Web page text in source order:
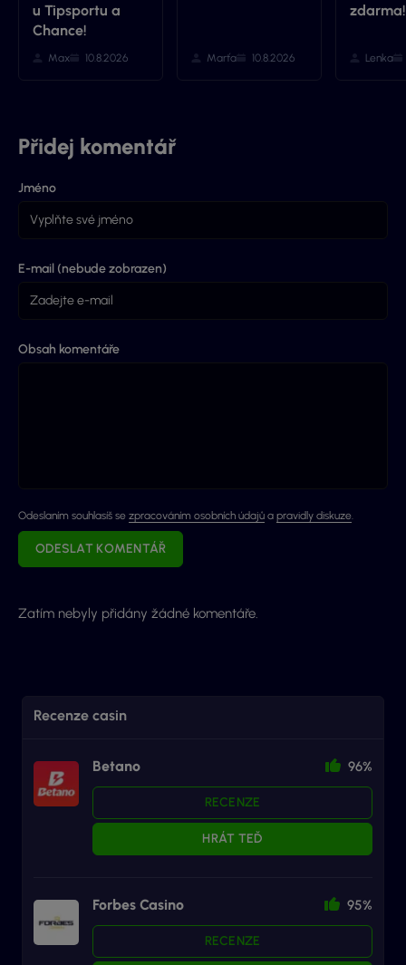
u Tipsportu a
Chance!
Max 10.8.2026 Marťa 10.8.2026
zdarma!
Lenka
Přidej komentář
Jméno
E-mail (nebude zobrazen)
Obsah komentáře
Odeslaním souhlasíš se zpracováním osobních údajů a pravidly diskuze
ODESLAT KOMENTÁŘ
Zatím nebyly přidány žádné komentáře.
Recenze casin
Betano 96%
RECENZE
HRÁT TEĎ
Forbes Casino 95%
RECENZE